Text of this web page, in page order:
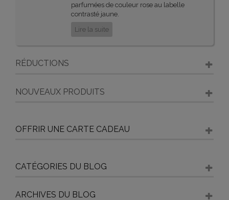
parfumées de couleur rose au labelle
contrasté jaune.
Lire la suite
RÉDUCTIONS
NOUVEAUX PRODUITS
OFFRIR UNE CARTE CADEAU
CATÉGORIES DU BLOG
ARCHIVES DU BLOG